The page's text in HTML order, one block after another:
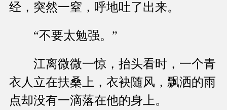
经，突然一窒，呼地吐了出来。
“不要太勉强。”
江离微微一惊，抬头看时，一个青
衣人立在扶桑上，衣袂随风，飘洒的雨
点却没有一滴落在他的身上。